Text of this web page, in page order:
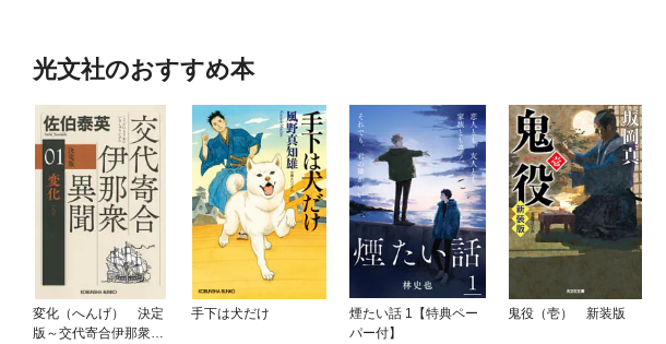
光文社のおすすめ本
変化（へんげ） 決定
版～交代寄合伊那衆異
手下は犬だけ
煙たい話 1【特典ペー
パー付】
鬼役（壱） 新装版